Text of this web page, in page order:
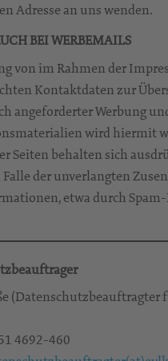
Adresse an uns wenden.
BEI WERBEMAILS
von im Rahmen der
Kontaktdaten zur
angeforderter Werbung
wird hiermit
Seiten behalten sich
der unverlangten
etwa durch
(Datenschutzbeauftragter
4692-460